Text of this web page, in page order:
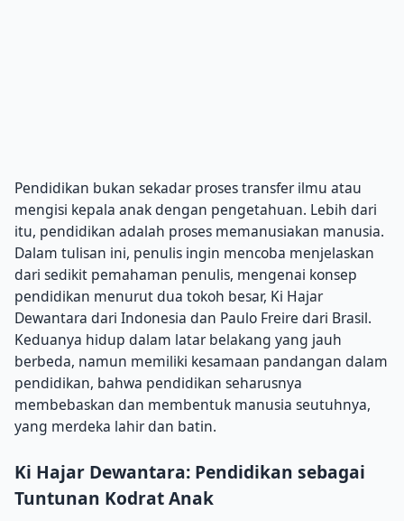
Pendidikan bukan sekadar proses transfer ilmu atau
mengisi kepala anak dengan pengetahuan. Lebih dari
itu, pendidikan adalah proses memanusiakan manusia.
Dalam tulisan ini, penulis ingin mencoba menjelaskan
dari sedikit pemahaman penulis, mengenai konsep
pendidikan menurut dua tokoh besar, Ki Hajar
Dewantara dari Indonesia dan Paulo Freire dari Brasil.
Keduanya hidup dalam latar belakang yang jauh
berbeda, namun memiliki kesamaan pandangan dalam
pendidikan, bahwa pendidikan seharusnya
membebaskan dan membentuk manusia seutuhnya,
yang merdeka lahir dan batin.
Ki Hajar Dewantara: Pendidikan sebagai
Tuntunan Kodrat Anak